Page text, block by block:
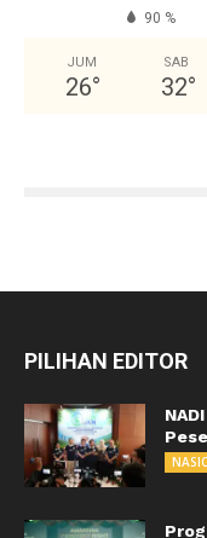
90 %
JUM
26°
SAB
32°
PILIHAN EDITOR